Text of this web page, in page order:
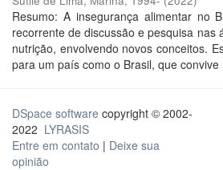
Resumo: A insegurança alimentar no
recorrente de discussão e pesquisa nas
nutrição, envolvendo novos conceitos.
para um país como o Brasil, que convive
DSpace software copyright © 2002-
2022 LYRASIS
Entre em contato | Deixe sua
opinião